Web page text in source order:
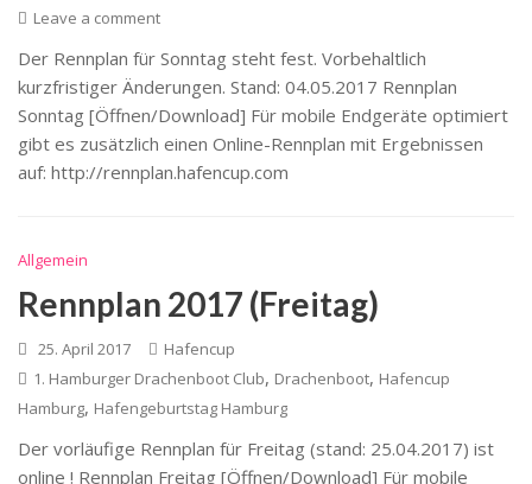
Leave a comment
Der Rennplan für Sonntag steht fest. Vorbehaltlich
kurzfristiger Änderungen. Stand: 04.05.2017 Rennplan
Sonntag [Öffnen/Download] Für mobile Endgeräte optimiert
gibt es zusätzlich einen Online-Rennplan mit Ergebnissen
auf: http://rennplan.hafencup.com
Allgemein
Rennplan 2017 (Freitag)
25. April 2017
Hafencup
1. Hamburger Drachenboot Club, Drachenboot, Hafencup
Hamburg, Hafengeburtstag Hamburg
Der vorläufige Rennplan für Freitag (stand: 25.04.2017) ist
online ! Rennplan Freitag [Öffnen/Download] Für mobile